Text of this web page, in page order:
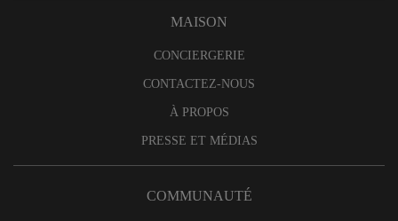
MAISON
CONCIERGERIE
CONTACTEZ-NOUS
À PROPOS
PRESSE ET MÉDIAS
COMMUNAUTÉ